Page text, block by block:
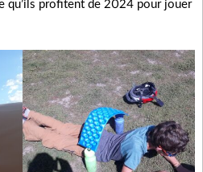
qu’ils profitent de 2024 pour jouer